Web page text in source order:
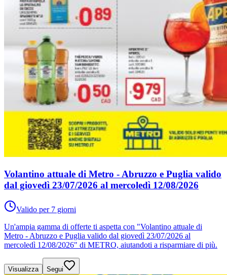
Volantino attuale di Metro - Abruzzo e Puglia valido
dal giovedì 23/07/2026 al mercoledì 12/08/2026
Valido per 7 giorni
Un'ampia gamma di offerte ti aspetta con "Volantino attuale di
Metro - Abruzzo e Puglia valido dal giovedì 23/07/2026 al
mercoledì 12/08/2026" di METRO, aiutandoti a risparmiare di più.
Visualizza Segui